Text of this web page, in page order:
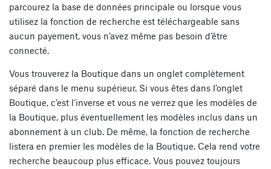
parcourez la base de données principale ou lorsque vous
utilisez la fonction de recherche est téléchargeable sans
aucun payement, vous n’avez même pas besoin d’être
connecté.
Vous trouverez la Boutique dans un onglet complètement
séparé dans le menu supérieur. Si vous êtes dans l’onglet
Boutique, c’est l’inverse et vous ne verrez que les modèles de
la Boutique, plus éventuellement les modèles inclus dans un
abonnement à un club. De même, la fonction de recherche
listera en premier les modèles de la Boutique. Cela rend votre
recherche beaucoup plus efficace. Vous pouvez toujours